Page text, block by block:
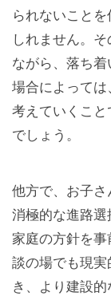
られないこと
しれません。
ながら、落ち着
場合によって
考えていくこ
でしょう。
他方で、お子
消極的な進路
家庭の方針を
談の場でも現
き、より建設的